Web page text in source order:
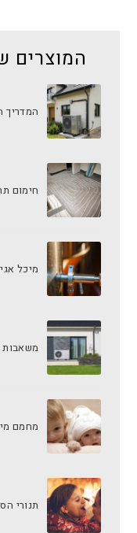
המוצרים
המדריך
חימום
מיכל
משאבות
מחמם
תנורי